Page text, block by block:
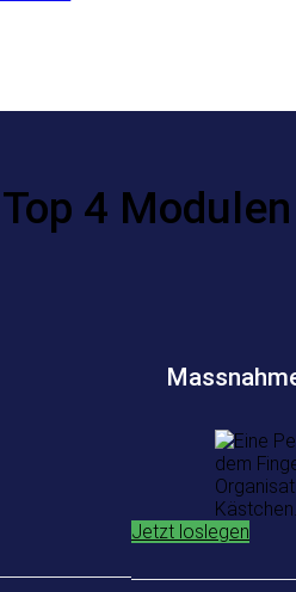
Top 4 Modulen
Jetzt loslegen